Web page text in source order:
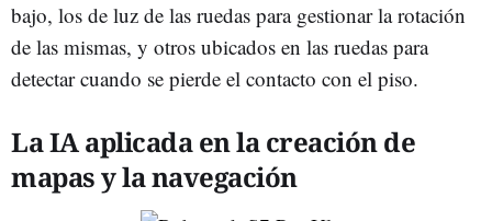
bajo, los de luz de las ruedas para gestionar la rotación
de las mismas, y otros ubicados en las ruedas para
detectar cuando se pierde el contacto con el piso.
La IA aplicada en la creación de
mapas y la navegación